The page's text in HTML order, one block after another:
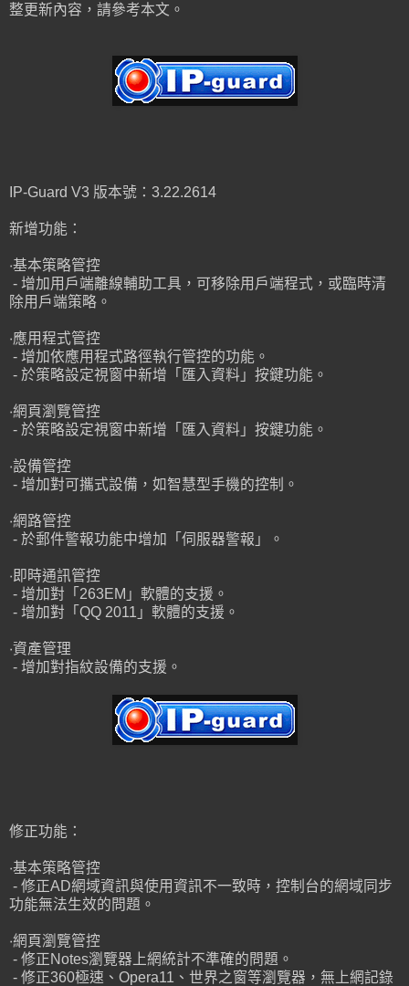
整更新內容，請參考本文。
IP-Guard V3 版本號：3.22.2614
新增功能：
‧基本策略管控
- 增加用戶端離線輔助工具，可移除用戶端程式，或臨時清
除用戶端策略。
‧應用程式管控
- 增加依應用程式路徑執行管控的功能。
- 於策略設定視窗中新增「匯入資料」按鍵功能。
‧網頁瀏覽管控
- 於策略設定視窗中新增「匯入資料」按鍵功能。
‧設備管控
- 增加對可攜式設備，如智慧型手機的控制。
‧網路管控
- 於郵件警報功能中增加「伺服器警報」。
‧即時通訊管控
- 增加對「263EM」軟體的支援。
- 增加對「QQ 2011」軟體的支援。
‧資產管理
- 增加對指紋設備的支援。
修正功能：
‧基本策略管控
- 修正AD網域資訊與使用資訊不一致時，控制台的網域同步
功能無法生效的問題。
‧網頁瀏覽管控
- 修正Notes瀏覽器上網統計不準確的問題。
- 修正360極速、Opera11、世界之窗等瀏覽器，無上網記錄